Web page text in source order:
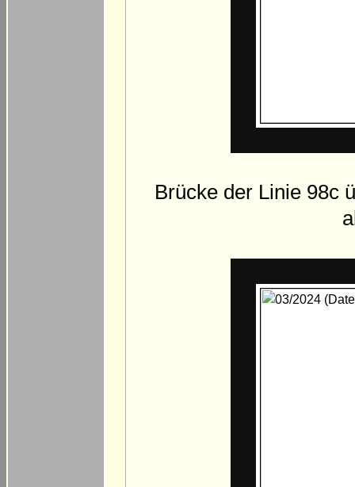
Brücke der Linie 98c